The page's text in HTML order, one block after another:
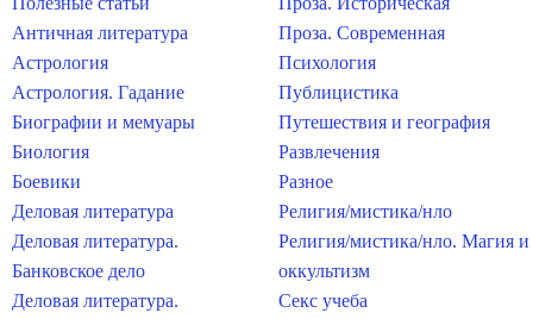
Античная литература
Астрология
Астрология. Гадание
Биографии и мемуары
Биология
Боевики
Деловая литература
Деловая литература.
Банковское дело
Деловая литература.
Проза. Современная
Психология
Публицистика
Путешествия и география
Развлечения
Разное
Религия/мистика/нло
Религия/мистика/нло. Магия и
оккультизм
Секс учеба